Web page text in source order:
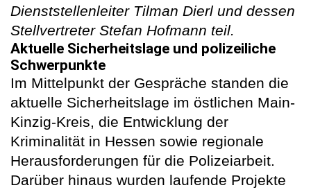
Dienststellenleiter Tilman Dierl und dessen
Stellvertreter Stefan Hofmann teil.
Aktuelle Sicherheitslage und polizeiliche
Schwerpunkte
Im Mittelpunkt der Gespräche standen die
aktuelle Sicherheitslage im östlichen Main-
Kinzig-Kreis, die Entwicklung der
Kriminalität in Hessen sowie regionale
Herausforderungen für die Polizeiarbeit.
Darüber hinaus wurden laufende Projekte